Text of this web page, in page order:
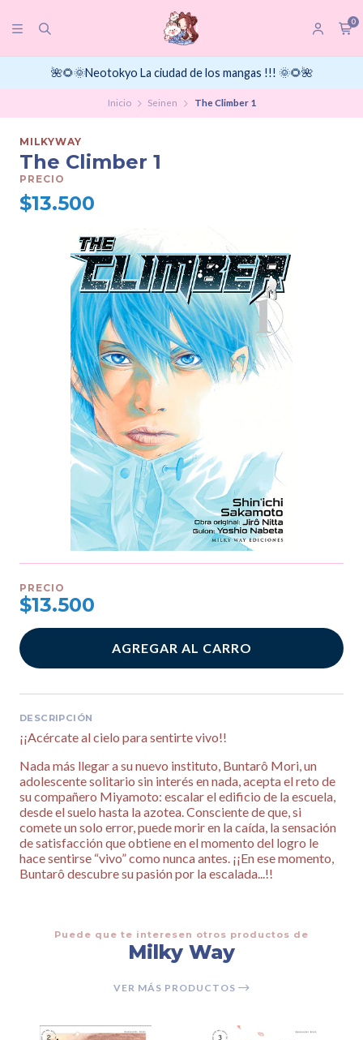
0
🌺🌻🌞Neotokyo La ciudad de los mangas !!! 🌞🌻🌺
Inicio Seinen The Climber 1
MILKYWAY
The Climber 1
PRECIO
$13.500
PRECIO
$13.500
AGREGAR AL CARRO
DESCRIPCIÓN
¡¡Acércate al cielo para sentirte vivo!!
Nada más llegar a su nuevo instituto, Buntarô Mori, un
adolescente solitario sin interés en nada, acepta el reto de
su compañero Miyamoto: escalar el edificio de la escuela,
desde el suelo hasta la azotea. Consciente de que, si
comete un solo error, puede morir en la caída, la sensación
de satisfacción que obtiene en el momento del logro le
hace sentirse “vivo” como nunca antes. ¡¡En ese momento,
Buntarô descubre su pasión por la escalada...!!
Puede que te interesen otros productos de
Milky Way
VER MÁS PRODUCTOS